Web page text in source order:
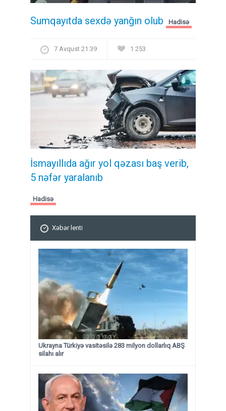
Sumqayıtda sexdə yanğın olub Hadisə
7 Avqust 21:39 1 253
İsmayıllıda ağır yol qəzası baş verib,
5 nəfər yaralanıb
Hadisə
Xəbər lenti
Ukrayna Türkiyə vasitəsilə 283 milyon dollarlıq ABŞ
silahı alır